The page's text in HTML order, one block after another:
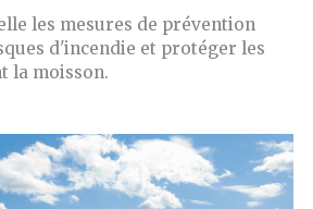
les mesures de prévention
d'incendie et protéger les
la moisson.